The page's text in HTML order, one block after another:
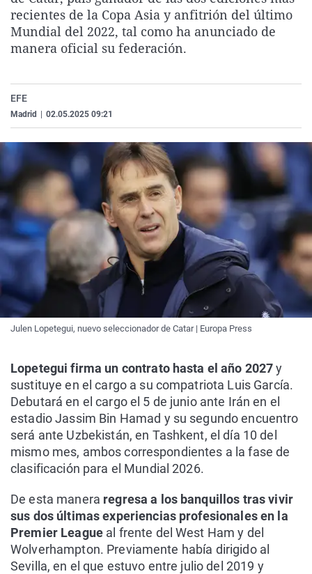
La rosa de los vientos
Gente viajera
Caso
Retornados
Operación Viuda
Extremadura
Galicia
Navarra
Virales
Televisión
recientes de la Copa Asia y anfitrión del último
Mundial del 2022, tal como ha anunciado de
manera oficial su federación.
EFE
Madrid 02.05.2025 09:21
Julen Lopetegui, nuevo seleccionador de Catar | Europa Press
Lopetegui firma un contrato hasta el año 2027y
sustituye en el cargo a su compatriota Luis García.
Debutará en el cargo el 5 de junio ante Irán en el
estadio Jassim Bin Hamad y su segundo encuentro
será ante Uzbekistán, en Tashkent, el día 10 del
mismo mes, ambos correspondientes a la fase de
clasificación para el Mundial 2026.
De esta manera regresa a los banquillos tras vivir
sus dos últimas experiencias profesionales en la
Premier League al frente del West Ham y del
Wolverhampton. Previamente había dirigido al
Sevilla, en el que estuvo entre julio del 2019 y